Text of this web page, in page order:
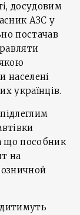
досудовим
АЗС у
постачав
населені
українців.
що пособник
на